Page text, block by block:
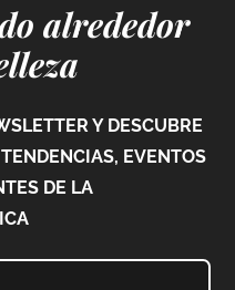
alrededor
Y DESCUBRE
EVENTOS
DE LA